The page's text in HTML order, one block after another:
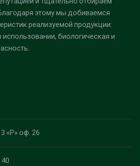
этому мы добиваемся
реализуемой продукции:
биологическая и
«Р» оф. 26